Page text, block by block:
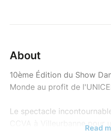
About
10ème Édition du Show
Monde au profit de
Le spectacle
CCVA à Villeurbanne pour
Read